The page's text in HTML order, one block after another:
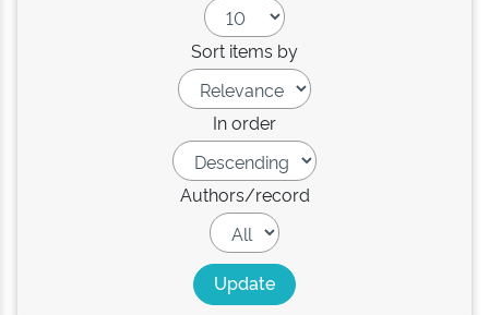
Sort items by
In order
Authors/record